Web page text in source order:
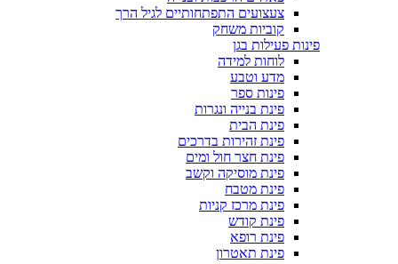
צעצועים התפתחותיים לגיל הרך
קוביות משחק
פינות פעילות בגן
לוחות למידה
מדע וטבע
פינות ספר
פינת בנייה ונגרות
פינת הבית
פינת זהירות בדרכים
פינת חצר חול ומים
פינת מוסיקה וקשב
פינת מטבח
פינת מרכז קניות
פינת קודש
פינת רופא
פינת תאטרון